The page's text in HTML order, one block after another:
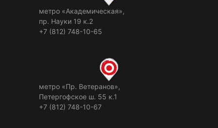
метро «Академическая»,
пр. Науки 19 к.2
+7 (812) 748-10-65
метро «Пр. Ветеранов»,
Петергофское ш. 55 к.1
+7 (812) 748-10-67